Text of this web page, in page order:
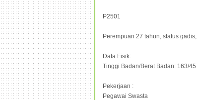
P2501
Perempuan 27 tahun, status
Data Fisik:
Tinggi Badan/Berat Badan: 163/45
Pekerjaan :
Pegawai Swasta